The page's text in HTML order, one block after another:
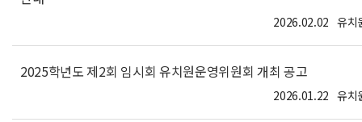
유치
2026.02.02
2025학년도 제2회 임시회 유치원운영위원회 개최 공고
유치
2026.01.22